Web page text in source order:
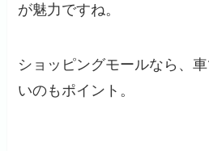
が魅力ですね。
ショッピングモールなら、
いのもポイント。